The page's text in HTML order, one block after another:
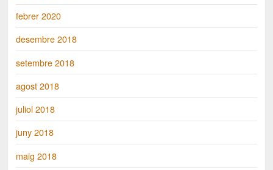
febrer 2020
desembre 2018
setembre 2018
agost 2018
juliol 2018
juny 2018
maig 2018